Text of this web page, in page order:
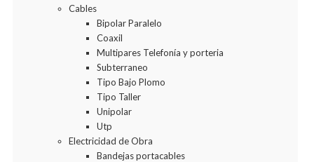
Cables
Bipolar Paralelo
Coaxil
Multipares Telefonía y porteria
Subterraneo
Tipo Bajo Plomo
Tipo Taller
Unipolar
Utp
Electricidad de Obra
Bandejas portacables